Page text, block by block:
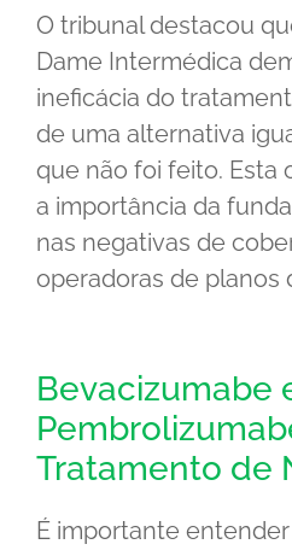
O tribunal destacou
Dame Intermédica
ineficácia do
de uma alternativa
que não foi feito. Esta
a importância da
nas negativas de
operadoras de planos
Bevacizumabe
Tratamento de
É importante